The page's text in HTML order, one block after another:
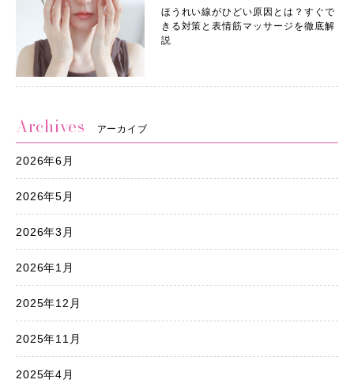
ほうれい線がひどい原因とは？すぐで
きる対策と表情筋マッサージを徹底解
説
Archives アーカイブ
2026年6月
2026年5月
2026年3月
2026年1月
2025年12月
2025年11月
2025年4月